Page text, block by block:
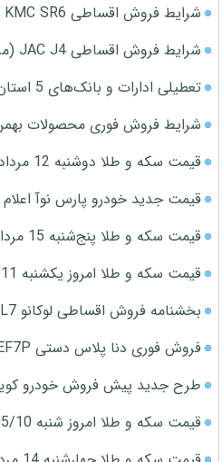
شرایط فروش اقساطی KMC SR6 کرمان موتور اعلام شد
شرایط فروش اقساطی JAC J4 (مرداد 1405)
تعطیلی ادارات و بانک‌های 5 استان در روز چهارشنبه
شرایط فروش فوری محصولات بهمن
قیمت سکه و طلا دوشنبه 12 مرداد 1405
قیمت جدید خودرو پارس نوآ اعلام شد
قیمت سکه و طلا پنج‌شنبه 15 مرداد 1405
قیمت سکه و طلا امروز یکشنبه 1405/05/11
بخشنامه فروش اقساطی لوکانو L7 و لوکانو L8 (مرداد 1405)
فروش فوری دنا پلاس دستی EF7P (بدون قرعه کشی)
طرح جدید پیش فروش خودرو کوییک
قیمت سکه و طلا امروز شنبه 1405/05/10